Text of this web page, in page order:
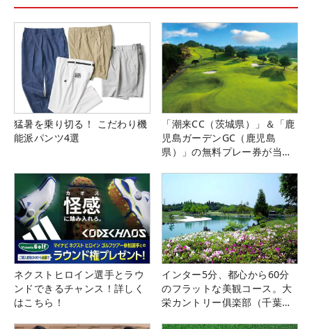
猛暑を乗り切る！ こだわり機
能派パンツ4選
「潮来CC（茨城県）」＆「鹿
児島ガーデンGC（鹿児島
県）」の無料プレー券が当た
ネクストヒロイン選手とラウ
ンドできるチャンス！詳しく
はこちら！
インター5分、都心から60分
のフラットな美観コース。大
栄カントリー俱楽部（千葉